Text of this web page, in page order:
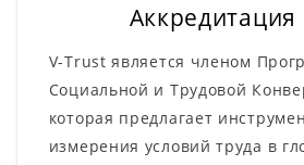
Аккредитация
V-Trust является членом
Социальной и Трудовой
которая предлагает
измерения условий труда в